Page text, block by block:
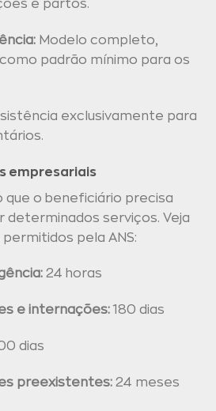
e partos.
Modelo completo,
padrão mínimo para os
exclusivamente para
empresariais
que o beneficiário precisa
determinados serviços. Veja
pela ANS:
24 horas
e internações:180 dias
dias
preexistentes:24 meses